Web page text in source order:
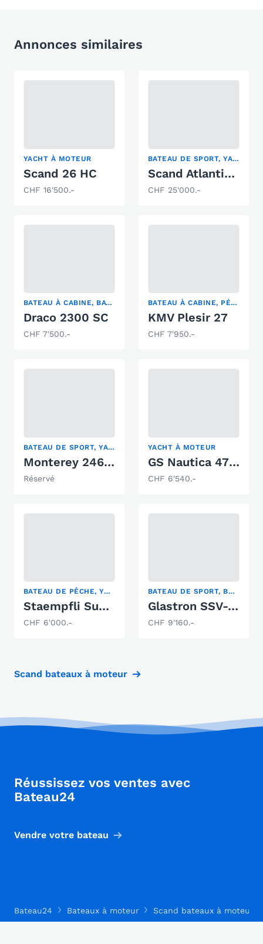
Annonces similaires
YACHT À MOTEUR
Scand 26 HC
CHF 16'500.-
BATEAU DE SPORT, YACHT À MOTEUR
Scand Atlantic 32
CHF 25'000.-
BATEAU À CABINE, BATEAU À MOTEUR CLASSIQUE, YACHT À MOTEUR
Draco 2300 SC
CHF 7'500.-
BATEAU À CABINE, PÉNICHE DE PLAISANCE, YACHT À MOTEUR
KMV Plesir 27
CHF 7'950.-
BATEAU DE SPORT, YACHT À MOTEUR
Monterey 246 Suncruiser
Réservé
YACHT À MOTEUR
GS Nautica 470 Open
CHF 6'540.-
BATEAU DE PÊCHE, YACHT À MOTEUR
Staempfli Super Joran
CHF 6'000.-
BATEAU DE SPORT, BOWRIDER, YACHT À MOTEUR
Glastron SSV-164
CHF 9'160.-
Scand bateaux à moteur
Réussissez vos ventes avec
Bateau24
Vendre votre bateau
Bateau24 Bateaux à moteur Scand bateaux à moteur